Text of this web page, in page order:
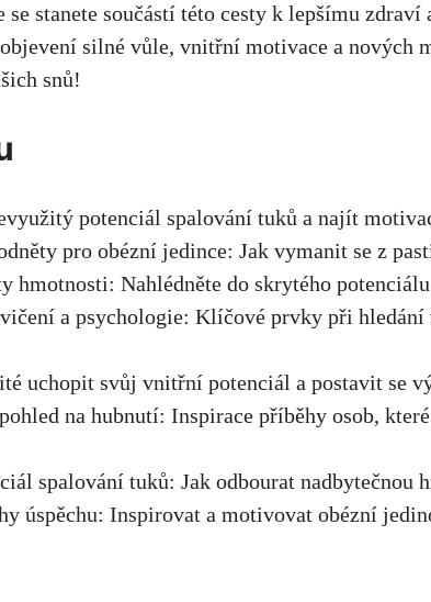
stanete ⁤součástí této ‌cesty k‌ lepšímu zdraví
silné vůle, vnitřní motivace a nových
snů!
potenciál ‌spalování ‌tuků ⁤a najít
‍pro obézní jedince: Jak vymanit se z
hmotnosti: Nahlédněte do skrytého
a psychologie: Klíčové prvky při hledání
‍uchopit svůj vnitřní potenciál ⁤a postavit se
na hubnutí: Inspirace​ příběhy​ osob,
spalování tuků: Jak odbourat nadbytečnou
úspěchu: Inspirovat a motivovat obézní